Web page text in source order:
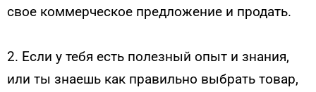
свое коммерческое предложение и продать.
2. Если у тебя есть полезный опыт и знания,
или ты знаешь как правильно выбрать товар,